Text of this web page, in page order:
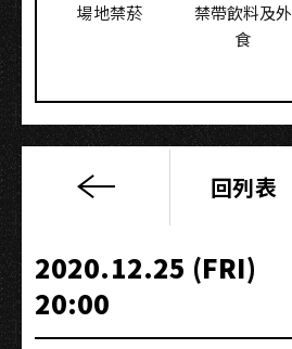
場地禁菸
禁帶飲料及外
食
《更
專
輯
巡
迴
回列表
2020.12.25 (FRI)
20:00